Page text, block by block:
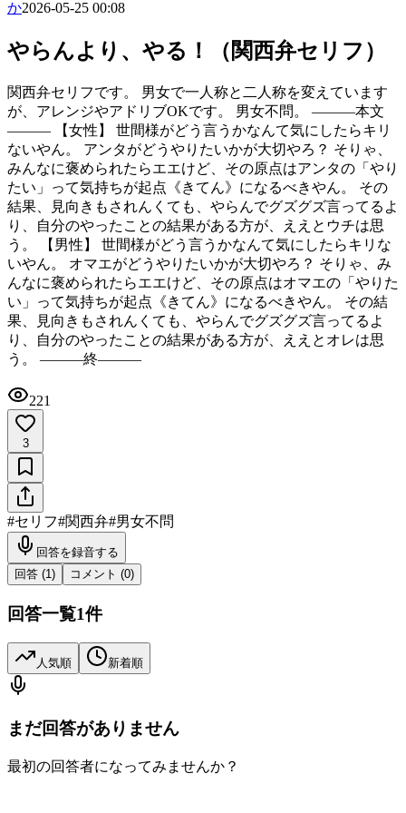
か2026-05-25 00:08
やらんより、やる！（関西弁セリフ）
関西弁セリフです。 男女で一人称と二人称を変えています
が、アレンジやアドリブOKです。 男女不問。 ―――本文
――― 【女性】 世間様がどう言うかなんて気にしたらキリ
ないやん。 アンタがどうやりたいかが大切やろ？ そりゃ、
みんなに褒められたらエエけど、その原点はアンタの「やり
たい」って気持ちが起点《きてん》になるべきやん。 その
結果、見向きもされんくても、やらんでグズグズ言ってるよ
り、自分のやったことの結果がある方が、ええとウチは思
う。 【男性】 世間様がどう言うかなんて気にしたらキリな
いやん。 オマエがどうやりたいかが大切やろ？ そりゃ、み
んなに褒められたらエエけど、その原点はオマエの「やりた
い」って気持ちが起点《きてん》になるべきやん。 その結
果、見向きもされんくても、やらんでグズグズ言ってるよ
り、自分のやったことの結果がある方が、ええとオレは思
う。 ―――終―――
221
3
#セリフ#関西弁#男女不問
回答を録音する
回答 (1 ) コメント (0)
回答一覧1件
人気順 新着順
まだ回答がありません
最初の回答者になってみませんか？